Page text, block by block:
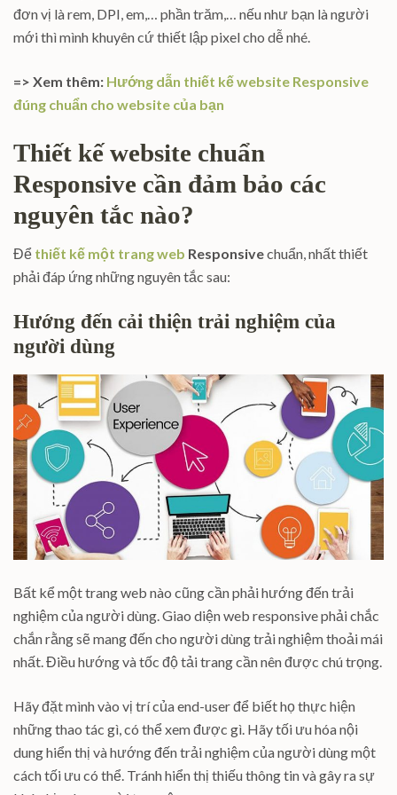
đơn vị là rem, DPI, em,… phần trăm,… nếu như bạn là người
mới thì mình khuyên cứ thiết lập pixel cho dễ nhé.
=> Xem thêm: Hướng dẫn thiết kế website Responsive
đúng chuẩn cho website của bạn
Thiết kế website chuẩn
Responsive cần đảm bảo các
nguyên tắc nào?
Để thiết kế một trang web Responsivechuẩn, nhất thiết
phải đáp ứng những nguyên tắc sau:
Hướng đến cải thiện trải nghiệm của
người dùng
Bất kể một trang web nào cũng cần phải hướng đến trải
nghiệm của người dùng. Giao diện web responsive phải chắc
chắn rằng sẽ mang đến cho người dùng trải nghiệm thoải mái
nhất. Điều hướng và tốc độ tải trang cần nên được chú trọng.
Hãy đặt mình vào vị trí của end-user để biết họ thực hiện
những thao tác gì, có thể xem được gì. Hãy tối ưu hóa nội
dung hiển thị và hướng đến trải nghiệm của người dùng một
cách tối ưu có thể. Tránh hiển thị thiếu thông tin và gây ra sự